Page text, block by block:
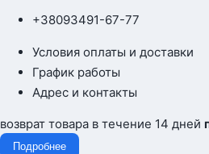
+38093491-67-77
Условия оплаты и доставки
График работы
Адрес и контакты
возврат товара в течение 14 дней
Подробнее